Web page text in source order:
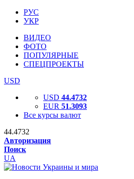
РУС
УКР
ВИДЕО
ФОТО
ПОПУЛЯРНЫЕ
СПЕЦПРОЕКТЫ
USD
USD 44.4732
EUR 51.3093
Все курсы валют
44.4732
Авторизация
Поиск
UA